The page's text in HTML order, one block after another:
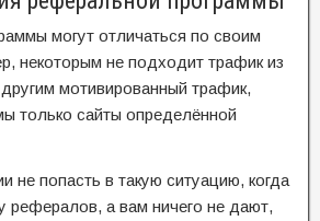
могут отличаться по своим
некоторым не подходит трафик из
мотивированный трафик,
только сайты определённой
не попасть в такую ситуацию, когда
рефералов, а вам ничего не дают,